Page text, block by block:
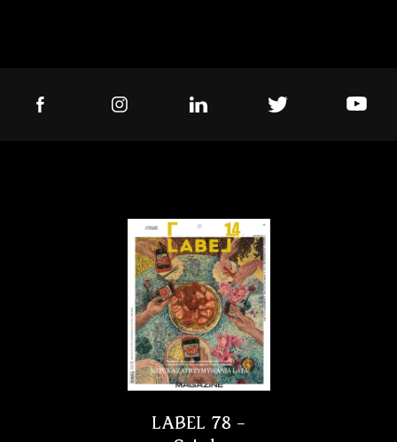
LABEL 78 –